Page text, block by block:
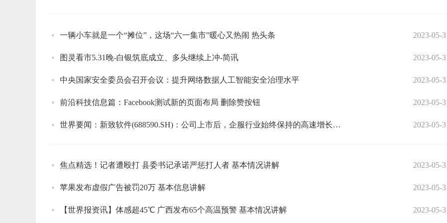
一辆小车就是一个“摊位”，这场“六一集市”暖心又热闹 热头条 2023-05-
图灵看市5.31晚-白银筑底成立、多头继续上冲-简讯 2023-05-
中央国家安全委员会召开会议：提升网络数据人工智能安全治理水平 2023-05-
前沿科技信息篇：Facebook测试新的页面布局 删除赞按钮 2023-05-
世界要闻：新致软件(688590.SH)：公司上市后，企服行业始终保持的高速增长，行业产品集中在电信政务、汽车、医疗领域，以大客户为主 2023-05-
焦点精选！记者遭殴打 县委书记承诺严惩打人者 基本情况讲解 2023-05-
苹果发布虚假广告被罚20万 基本信息讲解 2023-05-
【世界报资讯】体感超45℃ 广西发布65个高温预警 基本情况讲解 2023-05-